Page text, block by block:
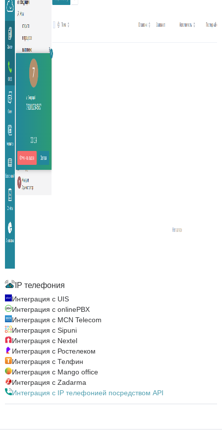
IP телефония
Интеграция с UIS
Интеграция с onlinePBX
Интеграция с MCN Telecom
Интеграция с Sipuni
Интеграция с Nextel
Интеграция с Ростелеком
Интеграция с Телфин
Интеграция с Mango office
Интеграция с Zadarma
Интеграция с IP телефонией посредством API